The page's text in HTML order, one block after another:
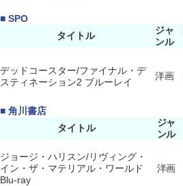
■ SPO
タイトル
ジャ
ンル
デッドコースター/ファイナル・デ
スティネーション2 ブルーレイ
洋画
■ 角川書店
タイトル
ジャ
ンル
ジョージ・ハリスン/リヴィング・
イン・ザ・マテリアル・ワールド
Blu-ray
洋画